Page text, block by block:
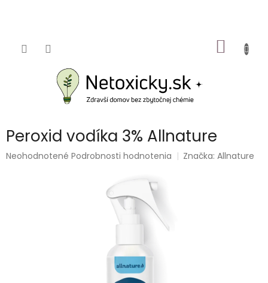
KOŠÍK
Peroxid vodíka 3% Allnature
Priemerné
Neohodnotené Podrobnosti hodnotenia Značka:Allnature